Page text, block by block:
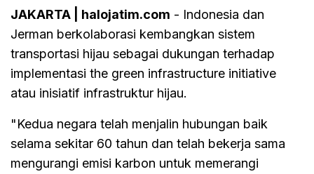
JAKARTA | halojatim.com - Indonesia dan
Jerman berkolaborasi kembangkan sistem
transportasi hijau sebagai dukungan terhadap
implementasi the green infrastructure initiative
atau inisiatif infrastruktur hijau.
"Kedua negara telah menjalin hubungan baik
selama sekitar 60 tahun dan telah bekerja sama
mengurangi emisi karbon untuk memerangi